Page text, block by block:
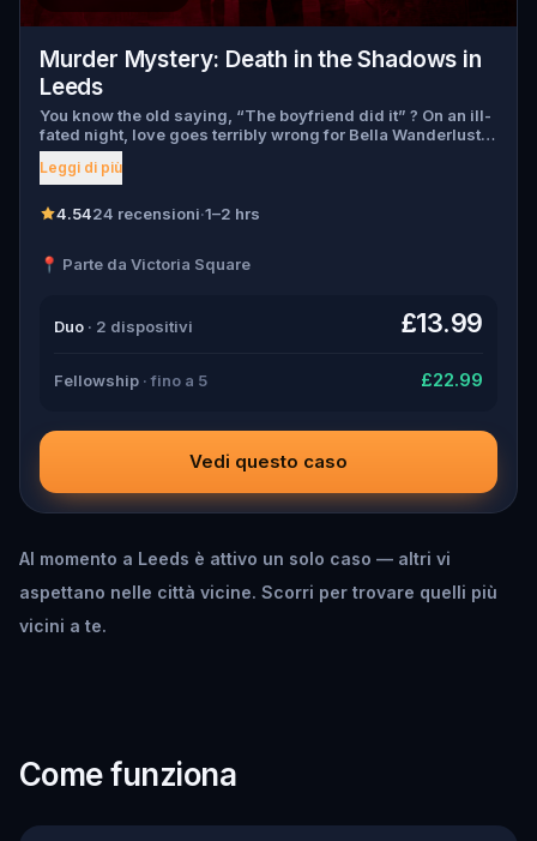
Murder Mystery: Death in the Shadows in
Leeds
You know the old saying, “The boyfriend did it” ? On an ill-
fated night, love goes terribly wrong for Bella Wanderlust
and Walter Bridges . Bella, a famous travel blogger, was
found dead during a ghost tour led by the theatrical Percy
Walter, the obsessed boyfriend? Percy, the ghost tour
suspects, and expose the real murderer before they strike
Leggi di più
4.5424 recensioni·1–2 hrs
📍 Parte da Victoria Square
Duo · 2 dispositivi £13.99
Fellowship · fino a 5 £22.99
Vedi questo caso
Al momento a Leeds è attivo un solo caso — altri vi
aspettano nelle città vicine. Scorri per trovare quelli più
vicini a te.
Come funziona